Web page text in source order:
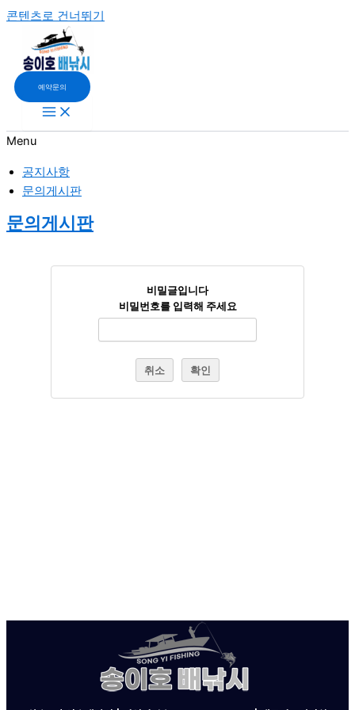
콘텐츠로 건너뛰기
예약문의
Menu
공지사항
문의게시판
문의게시판
비밀글입니다
비밀번호를 입력해 주세요
취소 확인